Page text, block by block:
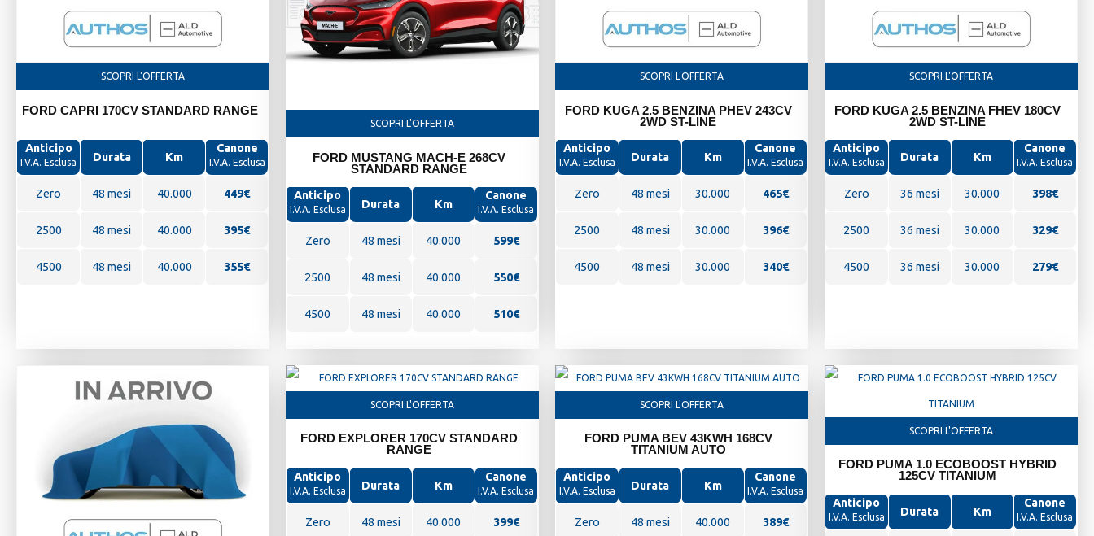
SCOPRI L'OFFERTA
FORD CAPRI 170CV STANDARD RANGE
Anticipo
I.V.A. Esclusa Durata Km
Canone
I.V.A. Esclusa
Zero 48 mesi 40.000 449€
2500 48 mesi 40.000 395€
4500 48 mesi 40.000 355€
SCOPRI L'OFFERTA
FORD MUSTANG MACH-E 268CV
STANDARD RANGE
Anticipo
I.V.A. Esclusa Durata Km
Canone
I.V.A. Esclusa
Zero 48 mesi 40.000 599€
2500 48 mesi 40.000 550€
4500 48 mesi 40.000 510€
SCOPRI L'OFFERTA
FORD KUGA 2.5 BENZINA PHEV 243CV
2WD ST-LINE
Anticipo
I.V.A. Esclusa Durata Km
Canone
I.V.A. Esclusa
Zero 48 mesi 30.000 465€
2500 48 mesi 30.000 396€
4500 48 mesi 30.000 340€
SCOPRI L'OFFERTA
FORD KUGA 2.5 BENZINA FHEV 180CV
2WD ST-LINE
Anticipo
I.V.A. Esclusa Durata Km
Canone
I.V.A. Esclusa
Zero 36 mesi 30.000 398€
2500 36 mesi 30.000 329€
4500 36 mesi 30.000 279€
SCOPRI L'OFFERTA
FORD EXPLORER 170CV STANDARD
RANGE
Anticipo
I.V.A. Esclusa Durata Km
Canone
I.V.A. Esclusa
Zero 48 mesi 40.000 399€
SCOPRI L'OFFERTA
FORD PUMA BEV 43KWH 168CV
TITANIUM AUTO
Anticipo
I.V.A. Esclusa Durata Km
Canone
I.V.A. Esclusa
Zero 48 mesi 40.000 389€
SCOPRI L'OFFERTA
FORD PUMA 1.0 ECOBOOST HYBRID
125CV TITANIUM
Anticipo
I.V.A. Esclusa Durata Km
Canone
I.V.A. Esclusa